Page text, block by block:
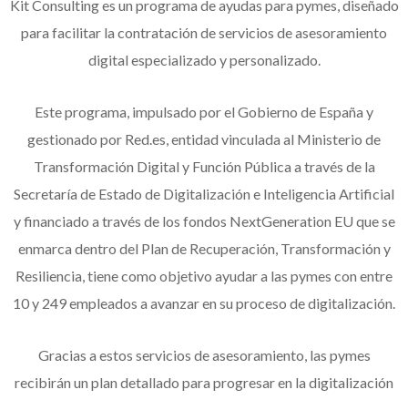
Kit Consulting es un programa de ayudas para pymes, diseñado
para facilitar la contratación de servicios de asesoramiento
digital especializado y personalizado.
Este programa, impulsado por el Gobierno de España y
gestionado por Red.es, entidad vinculada al Ministerio de
Transformación Digital y Función Pública a través de la
Secretaría de Estado de Digitalización e Inteligencia Artificial
y financiado a través de los fondos NextGeneration EU que se
enmarca dentro del Plan de Recuperación, Transformación y
Resiliencia, tiene como objetivo ayudar a las pymes con entre
10 y 249 empleados a avanzar en su proceso de digitalización.
Gracias a estos servicios de asesoramiento, las pymes
recibirán un plan detallado para progresar en la digitalización